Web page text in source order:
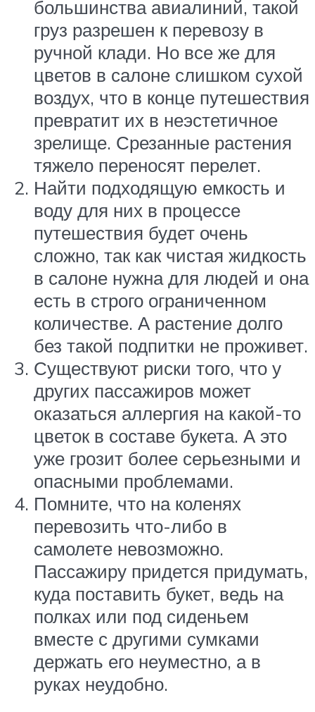
большинства авиалиний, такой
груз разрешен к перевозу в
ручной клади. Но все же для
цветов в салоне слишком сухой
воздух, что в конце путешествия
превратит их в неэстетичное
зрелище. Срезанные растения
тяжело переносят перелет.
Найти подходящую емкость и
воду для них в процессе
путешествия будет очень
сложно, так как чистая жидкость
в салоне нужна для людей и она
есть в строго ограниченном
количестве. А растение долго
без такой подпитки не проживет.
Существуют риски того, что у
других пассажиров может
оказаться аллергия на какой-то
цветок в составе букета. А это
уже грозит более серьезными и
опасными проблемами.
Помните, что на коленях
перевозить что-либо в
самолете невозможно.
Пассажиру придется придумать,
куда поставить букет, ведь на
полках или под сиденьем
вместе с другими сумками
держать его неуместно, а в
руках неудобно.